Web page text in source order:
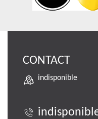
CONTACT
indisponible